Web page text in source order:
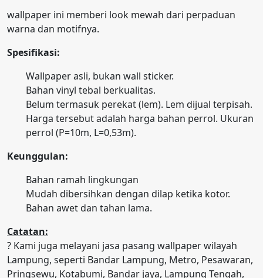
wallpaper ini memberi look mewah dari perpaduan
warna dan motifnya.
Spesifikasi:
Wallpaper asli, bukan wall sticker.
Bahan vinyl tebal berkualitas.
Belum termasuk perekat (lem). Lem dijual terpisah.
Harga tersebut adalah harga bahan perrol. Ukuran
perrol (P=10m, L=0,53m).
Keunggulan:
Bahan ramah lingkungan
Mudah dibersihkan dengan dilap ketika kotor.
Bahan awet dan tahan lama.
Catatan:
? Kami juga melayani jasa pasang wallpaper wilayah
Lampung, seperti Bandar Lampung, Metro, Pesawaran,
Pringsewu, Kotabumi, Bandar jaya, Lampung Tengah,